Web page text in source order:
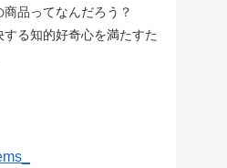
品ってなんだろう？
る知的好奇心を満たすた